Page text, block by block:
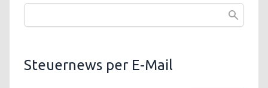
Steuernews per E-Mail